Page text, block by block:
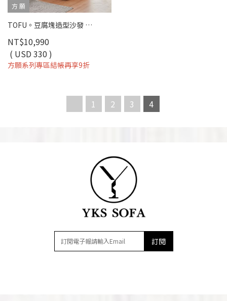
方 願
TOFU。豆腐塊造型沙發 單人沙發 懶人沙發(二色) - 方願系列
NT$10,990
( USD 330 )
方願系列專區結帳再享9折
1 2 3 4
訂閱